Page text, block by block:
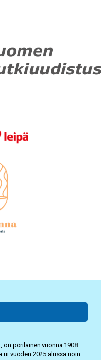
on porilainen vuonna 1908
ui vuoden 2025 alussa noin